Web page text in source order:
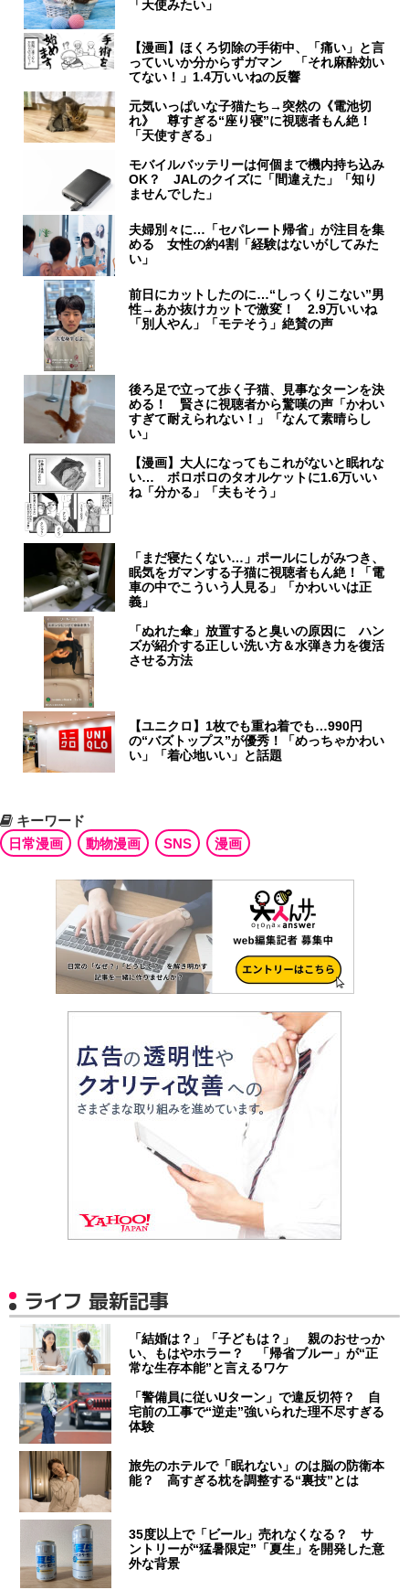
「天使みたい」
【漫画】ほくろ切除の手術中、「痛い」と言
っていいか分からずガマン 「それ麻酔効い
てない！」1.4万いいねの反響
元気いっぱいな子猫たち→突然の《電池切
れ》 尊すぎる“座り寝”に視聴者もん絶！
「天使すぎる」
モバイルバッテリーは何個まで機内持ち込み
OK？ JALのクイズに「間違えた」「知り
ませんでした」
夫婦別々に…「セパレート帰省」が注目を集
める 女性の約4割「経験はないがしてみた
い」
前日にカットしたのに…“しっくりこない”男
性→あか抜けカットで激変！ 2.9万いいね
「別人やん」「モテそう」絶賛の声
後ろ足で立って歩く子猫、見事なターンを決
める！ 賢さに視聴者から驚嘆の声「かわい
すぎて耐えられない！」「なんて素晴らし
い」
【漫画】大人になってもこれがないと眠れな
い… ボロボロのタオルケットに1.6万いい
ね「分かる」「夫もそう」
「まだ寝たくない…」ポールにしがみつき、
眠気をガマンする子猫に視聴者もん絶！「電
車の中でこういう人見る」「かわいいは正
義」
「ぬれた傘」放置すると臭いの原因に ハン
ズが紹介する正しい洗い方＆水弾き力を復活
させる方法
【ユニクロ】1枚でも重ね着でも…990円
の“バズトップス”が優秀！「めっちゃかわい
い」「着心地いい」と話題
キーワード
日常漫画
動物漫画 SNS 漫画
ライフ 最新記事
「結婚は？」「子どもは？」 親のおせっか
い、もはやホラー？ 「帰省ブルー」が“正
常な生存本能”と言えるワケ
「警備員に従いUターン」で違反切符？ 自
宅前の工事で“逆走”強いられた理不尽すぎる
体験
旅先のホテルで「眠れない」のは脳の防衛本
能？ 高すぎる枕を調整する“裏技”とは
35度以上で「ビール」売れなくなる？ サ
ントリーが“猛暑限定”「夏生」を開発した意
外な背景